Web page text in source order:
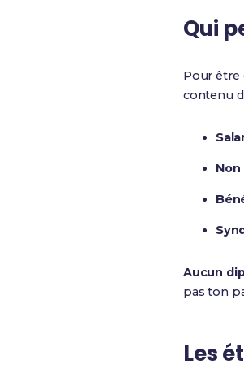
Qui
Pour être
contenu
Aucun
pas ton
Les